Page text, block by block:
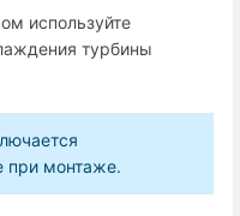
используйте
турбины
при монтаже.